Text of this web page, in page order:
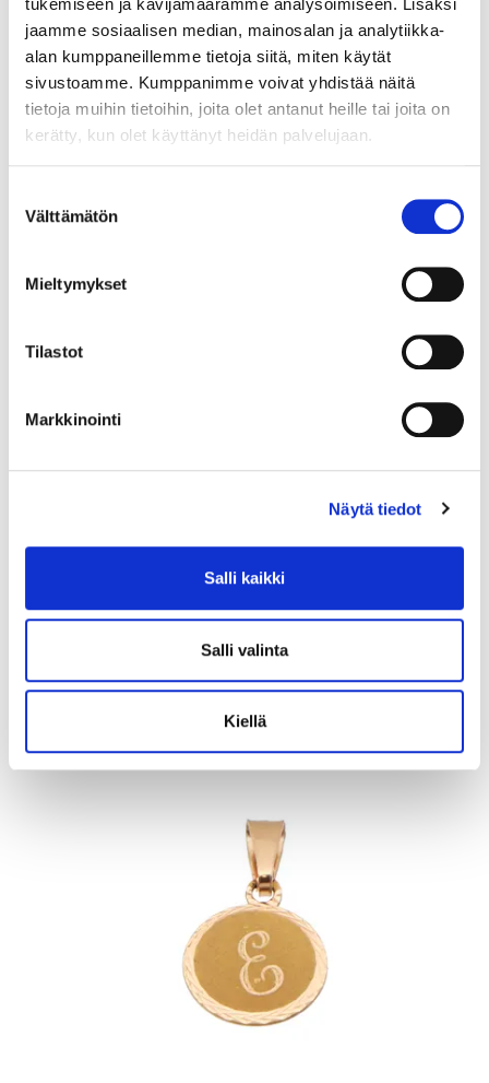
jaamme sosiaalisen median, mainosalan ja analytiikka-
alan kumppaneillemme tietoja siitä, miten käytät
sivustoamme. Kumppanimme voivat yhdistää näitä
tietoja muihin tietoihin, joita olet antanut heille tai joita on
kerätty, kun olet käyttänyt heidän palvelujaan.
valinta
Välttämätön
Mieltymykset
Tilastot
Markkinointi
Näytä tiedot
Salli kaikki
Salli valinta
Kiellä
11.8.2026 19:25:30
Kivisormus, koko 18¾, 925br, Paino: 2,7 g
Johtava huuto:honeybee
Kaivopihan Pantti
11.8.2026 19:32:30